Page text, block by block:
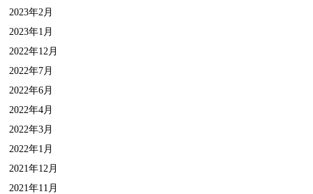
2023年2月
2023年1月
2022年12月
2022年7月
2022年6月
2022年4月
2022年3月
2022年1月
2021年12月
2021年11月